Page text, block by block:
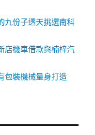
九份子透天挑選南科
店機車借款與楠梓汽
包裝機械量身打造